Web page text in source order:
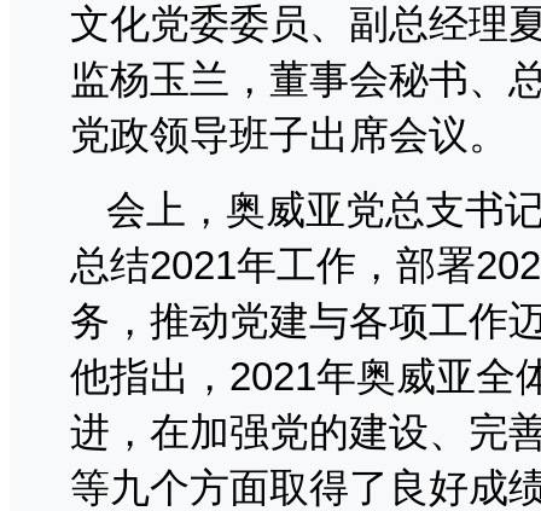
文化党委委员、副总经理
监杨玉兰，董事会秘书、
党政领导班子出席会议。
会上，奥威亚党总支书
总结2021年工作，部署
务，推动党建与各项工作
他指出，2021年奥威亚全
进，在加强党的建设、完
等九个方面取得了良好成